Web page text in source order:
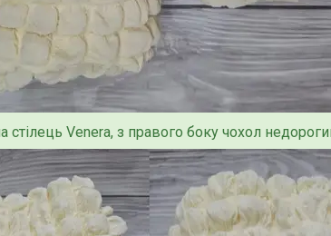
стілець Venera, з правого боку чохол